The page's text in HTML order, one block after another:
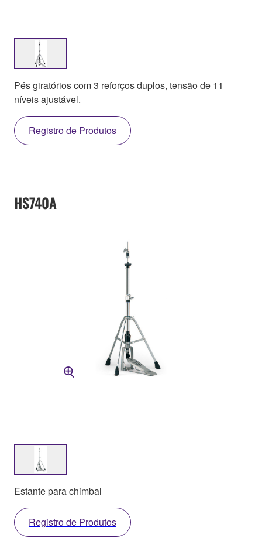
Pés giratórios com 3 reforços duplos, tensão de 11
níveis ajustável.
Registro de Produtos
HS740A
Estante para chimbal
Registro de Produtos